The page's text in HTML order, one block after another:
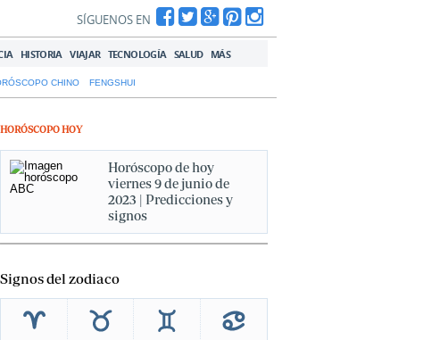
SÍGUENOS EN
HISTORIA VIAJAR TECNOLOGÍA SALUD MÁS
CHINO FENGSHUI
HORÓSCOPO HOY
Horóscopo de hoy
viernes 9 de junio de
2023 | Predicciones y
signos
Signos del zodiaco